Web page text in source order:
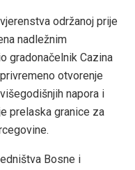
održanoj prije
nadležnim
gradonačelnik Cazina
otvorenje
napora i
prelaska granice za
Bosne i